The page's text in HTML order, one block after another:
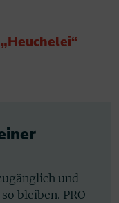
und
bleiben. PRO